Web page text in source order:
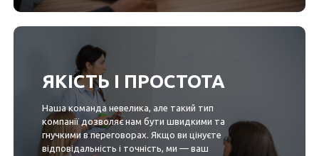
ЯКІСТЬ І ПРОСТОТА
Наша команда невелика, але такий тип
компанії дозволяє нам бути швидкими та
гнучкими в переговорах. Якщо ви цінуєте
відповідальність і точність, ми — ваш